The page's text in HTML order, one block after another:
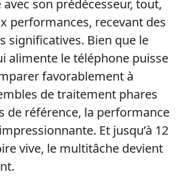
son prédécesseur, tout,
performances, recevant des
significatives. Bien que le
alimente le téléphone puisse
favorablement à
de traitement phares
de référence, la performance
Et jusqu’à 12
vive, le multitâche devient